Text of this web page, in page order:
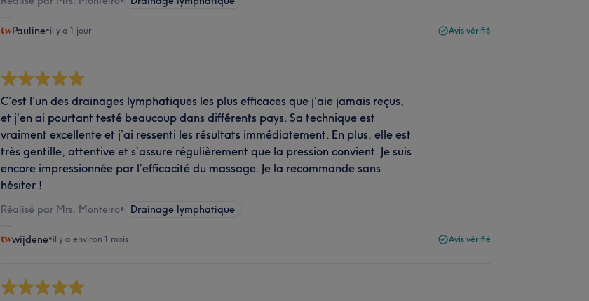
Pauline•il y a 1 jour Avis vérifié
C’est l’un des drainages lymphatiques les plus efficaces que j’aie jamais reçus,
et j’en ai pourtant testé beaucoup dans différents pays. Sa technique est
vraiment excellente et j’ai ressenti les résultats immédiatement. En plus, elle est
très gentille, attentive et s’assure régulièrement que la pression convient. Je suis
encore impressionnée par l’efficacité du massage. Je la recommande sans
hésiter !
Réalisé par Mrs. Monteiro• Drainage lymphatique
wijdene•il y a environ 1 mois Avis vérifié